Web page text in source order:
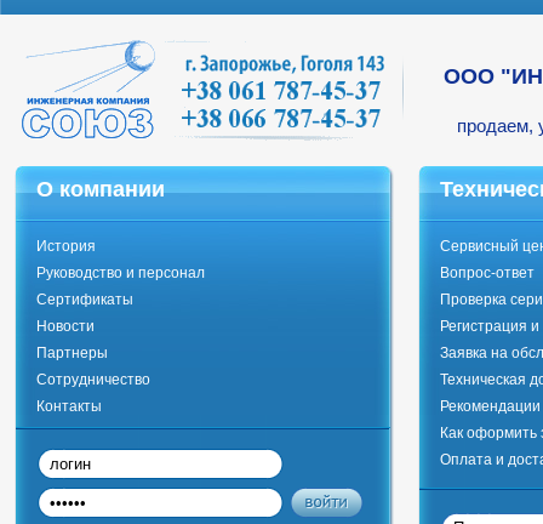
ООО
продаем,
О компании
История
Руководство и персонал
Сертификаты
Новости
Партнеры
Сотрудничество
Контакты
Сервисный
Вопрос-ответ
Проверка
Регистрация
Заявка на
Техническая
Как оформить
Оплата и